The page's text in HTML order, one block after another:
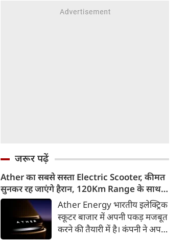
जरूर पढ़ें
Ather का सबसे सस्ता Electric Scooter, कीमत
सुनकर रह जाएंगे हैरान, 120Km Range के साथ
आएगा Konarc Ather Energy भारतीय इलेक्ट्रिक
स्कूटर बाजार में अपनी पकड़ मजबूत
करने की तैयारी में है। कंपनी ने अपने